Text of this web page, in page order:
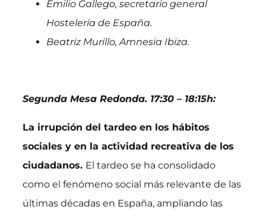
Emilio Gallego, secretario general
Hostelería de España.
Beatriz Murillo, Amnesia Ibiza.
Segunda Mesa Redonda. 17:30 – 18:15h:
La irrupción del tardeo en los hábitos
sociales y en la actividad recreativa de los
ciudadanos. El tardeo se ha consolidado
como el fenómeno social más relevante de las
últimas décadas en España, ampliando las